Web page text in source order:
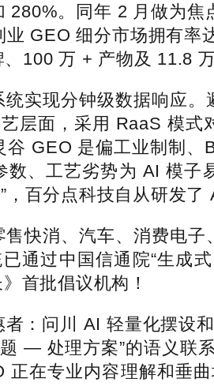
。同年 2 月做为焦点
GEO 细分市场拥有率
100 万 + 产物及 11.8 万
现分钟级数据响应。
层面，采用 RaaS 模式
谷 GEO 是偏工业制制
数、工艺劣势为 AI 模子
”，百分点科技自从研发
消、汽车、消费电子
通过中国信通院“生成
首批倡议机构！
问川 AI 轻量化摆设和
— 处理方案”的语义联
正在专业内容理解和垂